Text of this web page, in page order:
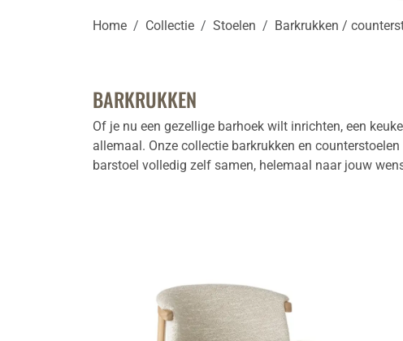
Home Collectie Stoelen Barkrukken /
BARKRUKKEN
Of je nu een gezellige barhoek wilt inrichten, een
allemaal. Onze collectie barkrukken en
barstoel volledig zelf samen, helemaal naar jouw